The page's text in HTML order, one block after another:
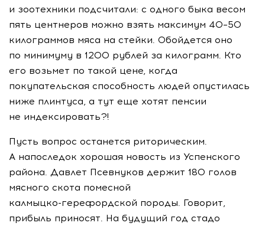
и зоотехники подсчитали: с одного быка весом
пять центнеров можно взять максимум 40–50
килограммов мяса на стейки. Обойдется оно
по минимуму в 1200 рублей за килограмм. Кто
его возьмет по такой цене, когда
покупательская способность людей опустилась
ниже плинтуса, а тут еще хотят пенсии
не индексировать?!
Пусть вопрос останется риторическим.
А напоследок хорошая новость из Успенского
района. Давлет Псевнуков держит 180 голов
мясного скота помесной
калмыцко-герефордской породы. Говорит,
прибыль приносят. На будущий год стадо